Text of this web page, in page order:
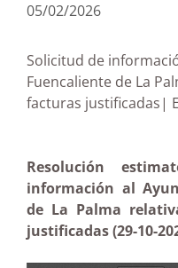
05/02/2026
Solicitud de
Fuencaliente de La
facturas
Resolución
información al
de La Palma
justificadas (29-10-